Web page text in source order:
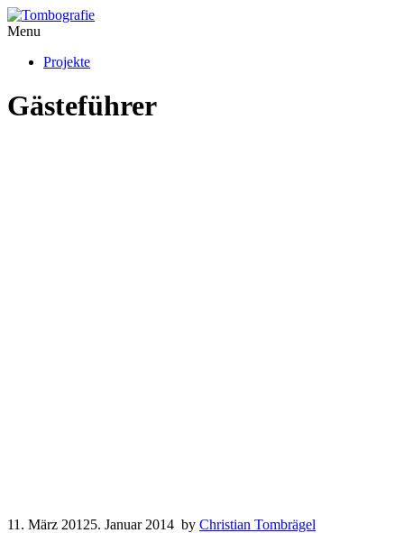
Menu
Projekte
Gästeführer
11. März 20125. Januar 2014 by Christian Tombrägel